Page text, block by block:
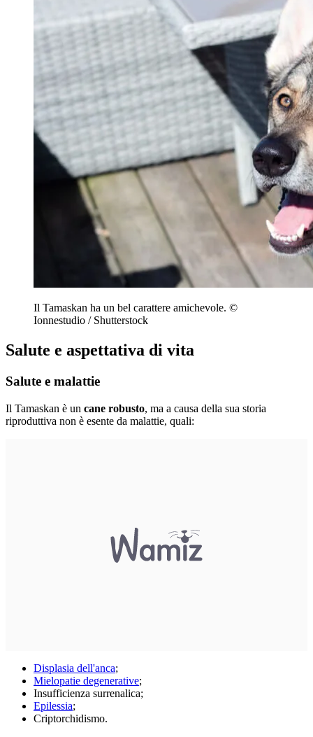
Il Tamaskan ha un bel carattere amichevole. ©
Ionnestudio / Shutterstock
Salute e aspettativa di vita
Salute e malattie
Il Tamaskan è un cane robusto, ma a causa della sua storia
riproduttiva non è esente da malattie, quali:
Displasia dell'anca;
Mielopatie degenerative;
Insufficienza surrenalica;
Epilessia;
Criptorchidismo.